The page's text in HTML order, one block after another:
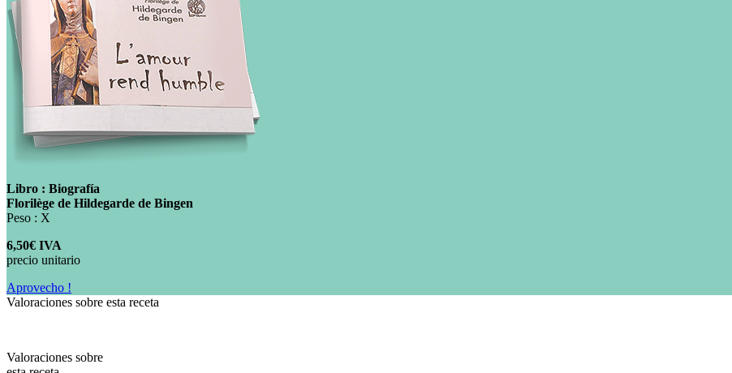
Libro : Biografía
Florilège de Hildegarde de Bingen
Peso : X
6,50€ IVA
precio unitario
Aprovecho !
Valoraciones sobre esta receta
Valoraciones sobre